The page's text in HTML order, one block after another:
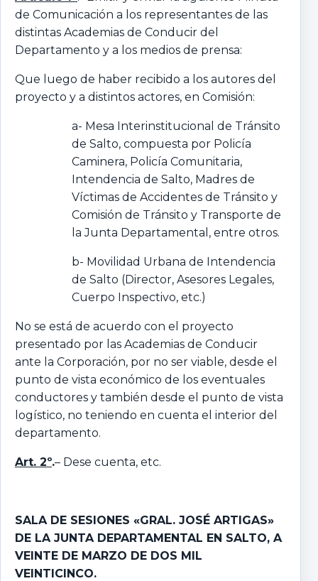
de Comunicación a los representantes de las
distintas Academias de Conducir del
Departamento y a los medios de prensa:
Que luego de haber recibido a los autores del
proyecto y a distintos actores, en Comisión:
a- Mesa Interinstitucional de Tránsito
de Salto, compuesta por Policía
Caminera, Policía Comunitaria,
Intendencia de Salto, Madres de
Víctimas de Accidentes de Tránsito y
Comisión de Tránsito y Transporte de
la Junta Departamental, entre otros.
b- Movilidad Urbana de Intendencia
de Salto (Director, Asesores Legales,
Cuerpo Inspectivo, etc.)
No se está de acuerdo con el proyecto
presentado por las Academias de Conducir
ante la Corporación, por no ser viable, desde el
punto de vista económico de los eventuales
conductores y también desde el punto de vista
logístico, no teniendo en cuenta el interior del
departamento.
Art. 2º.– Dese cuenta, etc.
SALA DE SESIONES «GRAL. JOSÉ ARTIGAS»
DE LA JUNTA DEPARTAMENTAL EN SALTO, A
VEINTE DE MARZO DE DOS MIL
VEINTICINCO.